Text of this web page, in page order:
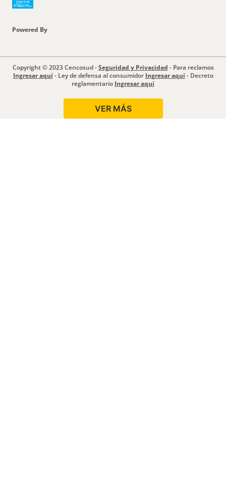
Powered By
Copyright © 2023 Cencosud -Seguridad y Privacidad - Para reclamos
Ingresar aquí- Ley de defensa al consumidor Ingresar aquí- Decreto
reglamentario Ingresar aquí
VER MÁS